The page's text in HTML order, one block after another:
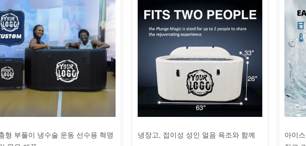
형 부풀이 냉수술 운동 선수용 혁명
냉장고, 접이성 성인 얼음 욕조와 함께
아이